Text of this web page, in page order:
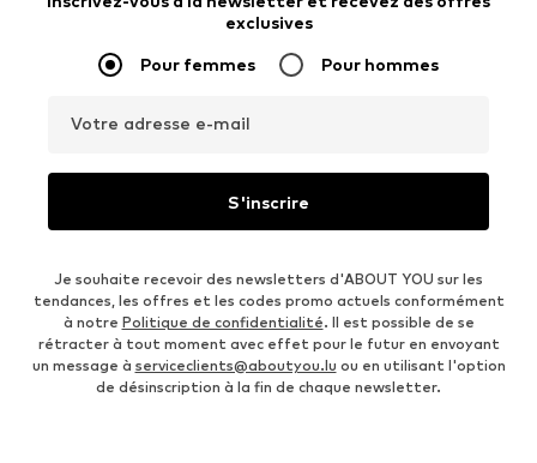
exclusives
Pour femmes Pour hommes
Votre adresse e-mail
S'inscrire
Je souhaite recevoir des newsletters d'ABOUT YOU sur les
tendances, les offres et les codes promo actuels conformément
à notre Politique de confidentialité. Il est possible de se
rétracter à tout moment avec effet pour le futur en envoyant
un message à serviceclients@aboutyou.lu ou en utilisant l'option
de désinscription à la fin de chaque newsletter.